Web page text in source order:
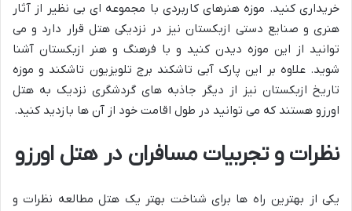
خریداری کنید. موزه هنرهای کاربردی با مجموعه ای بی نظیر از آثار
هنری و صنایع دستی ازبکستان نیز در نزدیکی هتل قرار دارد و می
توانید از این موزه دیدن کنید و با فرهنگ و هنر ازبکستان آشنا
شوید. علاوه بر این پارک آبی تاشکند برج تلویزیون تاشکند و موزه
تاریخ ازبکستان نیز از دیگر جاذبه های گردشگری نزدیک به هتل
اورزو هستند که می توانید در طول اقامت خود از آن ها بازدید کنید.
نظرات و تجربیات مسافران در هتل اورزو
یکی از بهترین راه ها برای شناخت بهتر یک هتل مطالعه نظرات و